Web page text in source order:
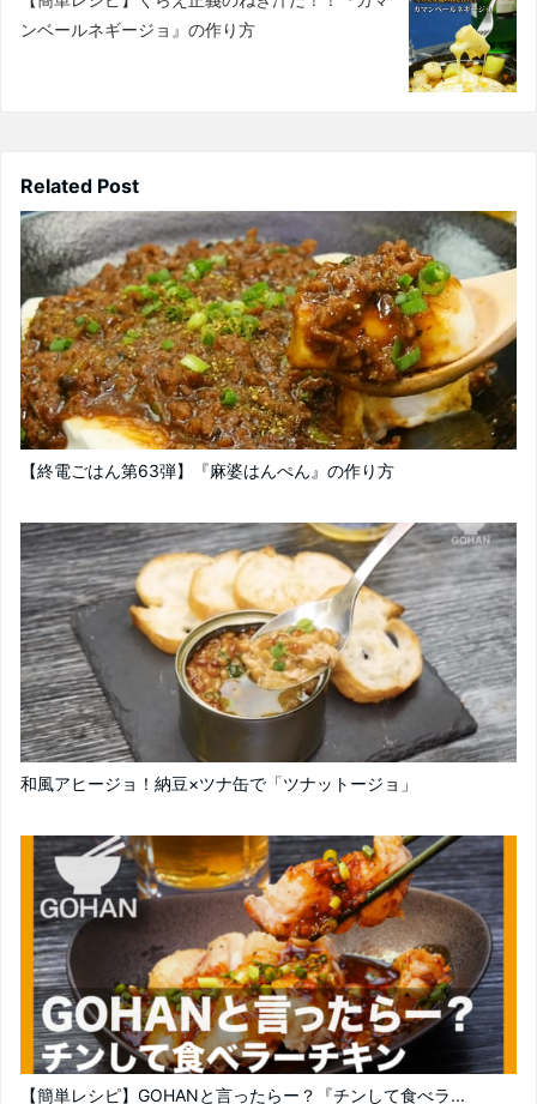
ンベールネギージョ』の作り方
Related Post
【終電ごはん第63弾】『麻婆はんぺん』の作り方
和風アヒージョ！納豆×ツナ缶で「ツナットージョ」
【簡単レシピ】GOHANと言ったらー？『チンして食べラ...